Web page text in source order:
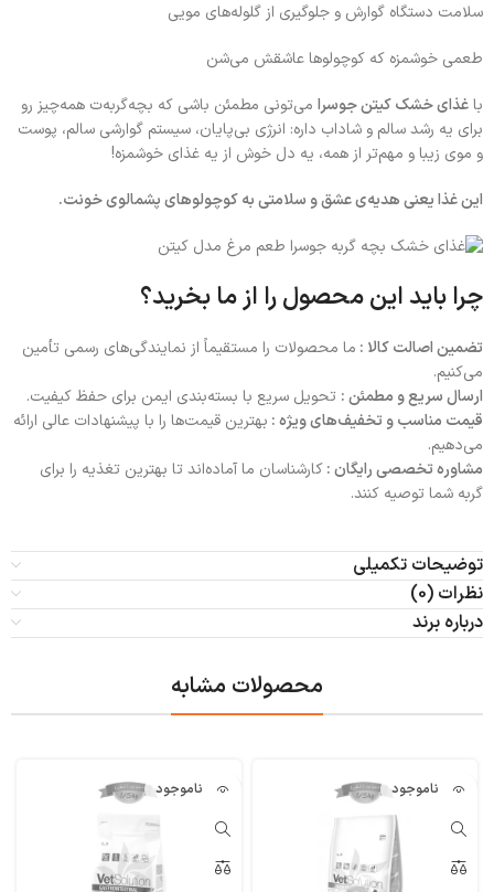
سلامت دستگاه گوارش و جلوگیری از گلوله‌های مویی
طعمی خوشمزه که کوچولوها عاشقش می‌شن
باغذای خشک کیتن جوسرا می‌تونی مطمئن باشی که بچه‌گربه‌ت همه‌چیز رو
برای یه رشد سالم و شاداب داره: انرژی بی‌پایان، سیستم گوارشی سالم، پوست
و موی زیبا و مهم‌تر از همه، یه دل خوش از یه غذای خوشمزه!
این غذا یعنی هدیه‌ی عشق و سلامتی به کوچولوهای پشمالوی خونت.
چرا باید این محصول را از ما بخرید؟
تضمین اصالت کالا : ما محصولات را مستقیماً از نمایندگی‌های رسمی تأمین
می‌کنیم.
ارسال سریع و مطمئن : تحویل سریع با بسته‌بندی ایمن برای حفظ کیفیت.
قیمت مناسب و تخفیف‌های ویژه : بهترین قیمت‌ها را با پیشنهادات عالی ارائه
می‌دهیم.
مشاوره تخصصی رایگان :کارشناسان ما آماده‌اند تا بهترین تغذیه را برای
گربه شما توصیه کنند.
توضیحات تکمیلی
نظرات (0)
درباره برند
محصولات مشابه
ناموجود ناموجود